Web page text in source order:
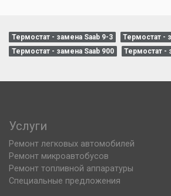
Термостат - замена Saab 9-3
Термостат -
Термостат - замена Saab 900
Термостат -
Услуги
Ремонт легковых автомобилей
Ремонт микроавтобусов
Ремонт топливной аппаратуры
Специальные предложения